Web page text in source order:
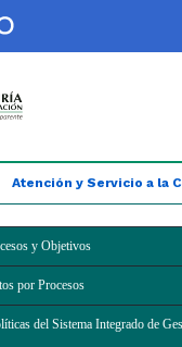
Atención y Servicio a la
y Objetivos
por Procesos
del Sistema Integrado de